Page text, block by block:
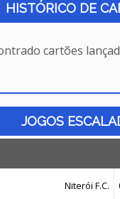
HISTÓRICO DE
cartões
JOGOS
Niterói F.C.